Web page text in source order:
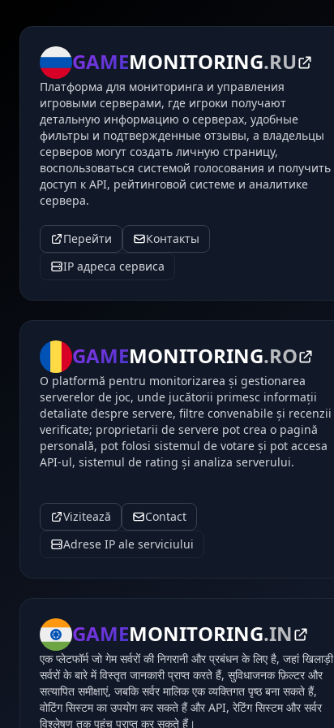
GAMEMONITORING.RU
Платформа для мониторинга и управления
игровыми серверами, где игроки получают
детальную информацию о серверах, удобные
фильтры и подтвержденные отзывы, а владельцы
серверов могут создать личную страницу,
воспользоваться системой голосования и получить
доступ к API, рейтинговой системе и аналитике
сервера.
Перейти
Контакты
IP адреса сервиса
GAMEMONITORING.RO
O platformă pentru monitorizarea și gestionarea
serverelor de joc, unde jucătorii primesc informații
detaliate despre servere, filtre convenabile și recenzii
verificate; proprietarii de servere pot crea o pagină
personală, pot folosi sistemul de votare și pot accesa
API-ul, sistemul de rating și analiza serverului.
Vizitează
Contact
Adrese IP ale serviciului
GAMEMONITORING.IN
एक प्लेटफॉर्म जो गेम सर्वरों की निगरानी और प्रबंधन के लिए है, जहां खिलाड़ी
सर्वरों के बारे में विस्तृत जानकारी प्राप्त करते हैं, सुविधाजनक फ़िल्टर और
सत्यापित समीक्षाएं, जबकि सर्वर मालिक एक व्यक्तिगत पृष्ठ बना सकते हैं,
वोटिंग सिस्टम का उपयोग कर सकते हैं और API, रेटिंग सिस्टम और सर्वर
विश्लेषण तक पहुंच प्राप्त कर सकते हैं।